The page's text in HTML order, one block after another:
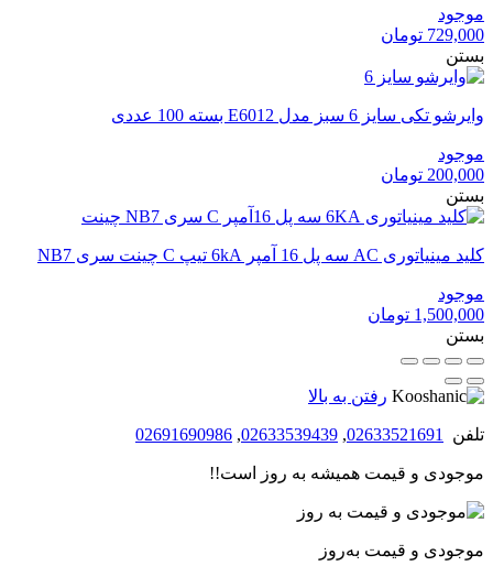
موجود
729,000 تومان
بستن
وایرشو تکی سایز 6 سبز مدل E6012 بسته 100 عددی
موجود
200,000 تومان
بستن
کلید مینیاتوری AC سه پل 16 آمپر 6kA تیپ C چینت سری NB7
موجود
1,500,000 تومان
بستن
رفتن به بالا
تلفن 02633521691
,
02633539439
,
02691690986
موجودی و قیمت همیشه به روز است!!
موجودی و قیمت به‌روز